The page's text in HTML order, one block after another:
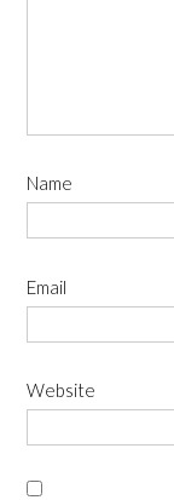
Name
Email
Website